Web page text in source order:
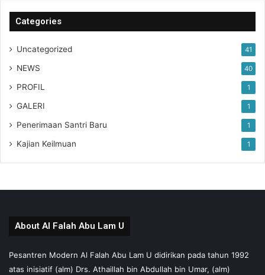
Categories
Uncategorized 41
NEWS 40
PROFIL 1
GALERI 1
Penerimaan Santri Baru 1
Kajian Keilmuan 1
About Al Falah Abu Lam U
Pesantren Modern Al Falah Abu Lam U didirikan pada tahun 1992
atas inisiatif (alm) Drs. Athaillah bin Abdullah bin Umar, (alm)